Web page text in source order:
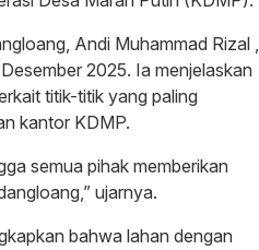
Andi Muhammad Rizal ,
2025. Ia menjelaskan
titik-titik yang paling
kantor KDMP.
semua pihak memberikan
ujarnya.
bahwa lahan dengan